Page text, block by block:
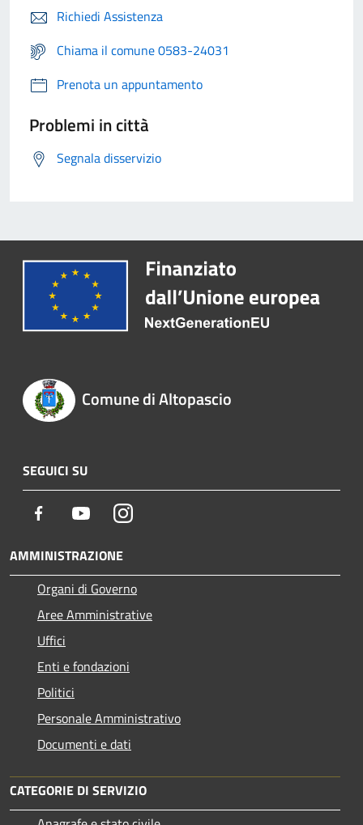
Richiedi Assistenza
Chiama il comune 0583-24031
Prenota un appuntamento
Problemi in città
Segnala disservizio
Comune di Altopascio
SEGUICI SU
Facebook YoutubeInstagram
AMMINISTRAZIONE
Organi di Governo
Aree Amministrative
Uffici
Enti e fondazioni
Politici
Personale Amministrativo
Documenti e dati
CATEGORIE DI SERVIZIO